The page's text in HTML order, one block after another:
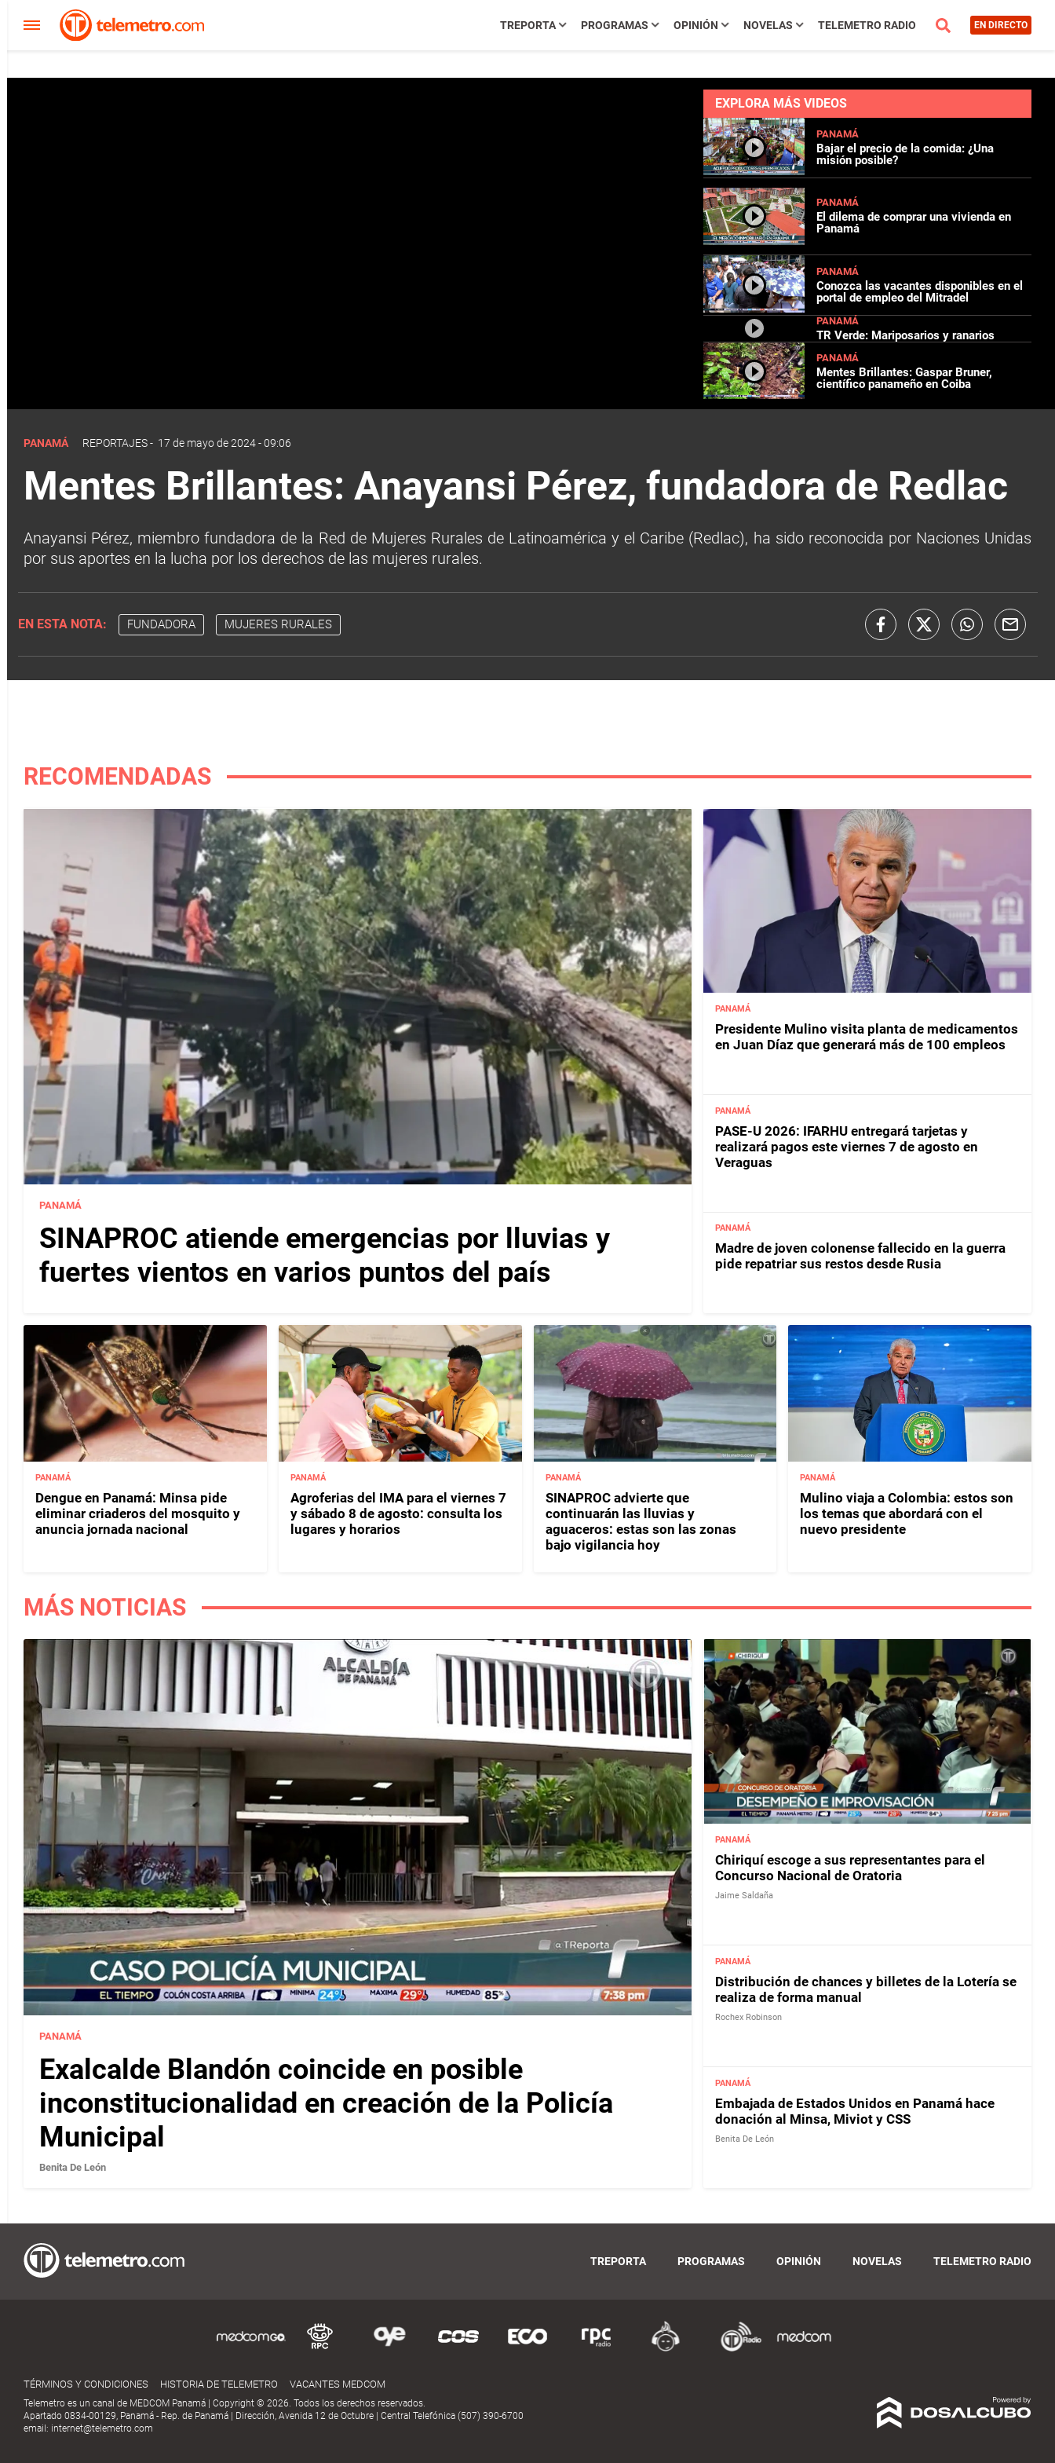
TREPORTA PROGRAMAS OPINIÓN NOVELAS TELEMETRO RADIO EN DIRECTO
EXPLORA MÁS VIDEOS
PANAMÁ
Bajar el precio de la comida: ¿Una
misión posible?
PANAMÁ
El dilema de comprar una vivienda en
Panamá
PANAMÁ
Conozca las vacantes disponibles en el
portal de empleo del Mitradel
PANAMÁ
TR Verde: Mariposarios y ranarios
PANAMÁ
Mentes Brillantes: Gaspar Bruner,
científico panameño en Coiba
PANAMÁ REPORTAJES- 17 de mayo de 2024 - 09:06
Mentes Brillantes: Anayansi Pérez, fundadora de Redlac
Anayansi Pérez, miembro fundadora de la Red de Mujeres Rurales de Latinoamérica y el Caribe (Redlac), ha sido reconocida por Naciones Unidas
por sus aportes en la lucha por los derechos de las mujeres rurales.
EN ESTA NOTA: FUNDADORA MUJERES RURALES
RECOMENDADAS
PANAMÁ
SINAPROC atiende emergencias por lluvias y
fuertes vientos en varios puntos del país
PANAMÁ
Presidente Mulino visita planta de medicamentos
en Juan Díaz que generará más de 100 empleos
PANAMÁ
PASE-U 2026: IFARHU entregará tarjetas y
realizará pagos este viernes 7 de agosto en
Veraguas
PANAMÁ
Madre de joven colonense fallecido en la guerra
pide repatriar sus restos desde Rusia
PANAMÁ
Dengue en Panamá: Minsa pide
eliminar criaderos del mosquito y
anuncia jornada nacional
PANAMÁ
Agroferias del IMA para el viernes 7
y sábado 8 de agosto: consulta los
lugares y horarios
PANAMÁ
SINAPROC advierte que
continuarán las lluvias y
aguaceros: estas son las zonas
bajo vigilancia hoy
PANAMÁ
Mulino viaja a Colombia: estos son
los temas que abordará con el
nuevo presidente
MÁS NOTICIAS
PANAMÁ
Exalcalde Blandón coincide en posible
inconstitucionalidad en creación de la Policía
Municipal
Benita De León
PANAMÁ
Chiriquí escoge a sus representantes para el
Concurso Nacional de Oratoria
Jaime Saldaña
PANAMÁ
Distribución de chances y billetes de la Lotería se
realiza de forma manual
Rochex Robinson
PANAMÁ
Embajada de Estados Unidos en Panamá hace
donación al Minsa, Miviot y CSS
Benita De León
TREPORTA PROGRAMAS OPINIÓN NOVELAS TELEMETRO RADIO
TÉRMINOS Y CONDICIONES HISTORIA DE TELEMETRO VACANTES MEDCOM
Telemetro es un canal de MEDCOM Panamá | Copyright © 2026. Todos los derechos reservados.
Apartado 0834-00129, Panamá - Rep. de Panamá | Dirección, Avenida 12 de Octubre | Central Telefónica (507) 390-6700
email: internet@telemetro.com